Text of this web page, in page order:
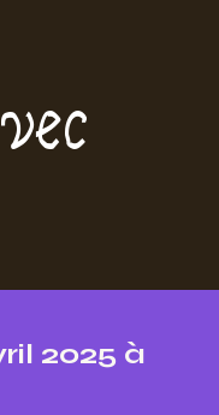
2025 à